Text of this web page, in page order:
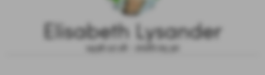
Elisabeth Lysander
1936.12.18 - 2026.05.30